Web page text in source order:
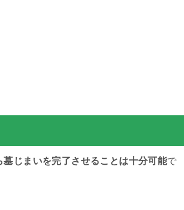
墓じまいを完了させることは十分可能で